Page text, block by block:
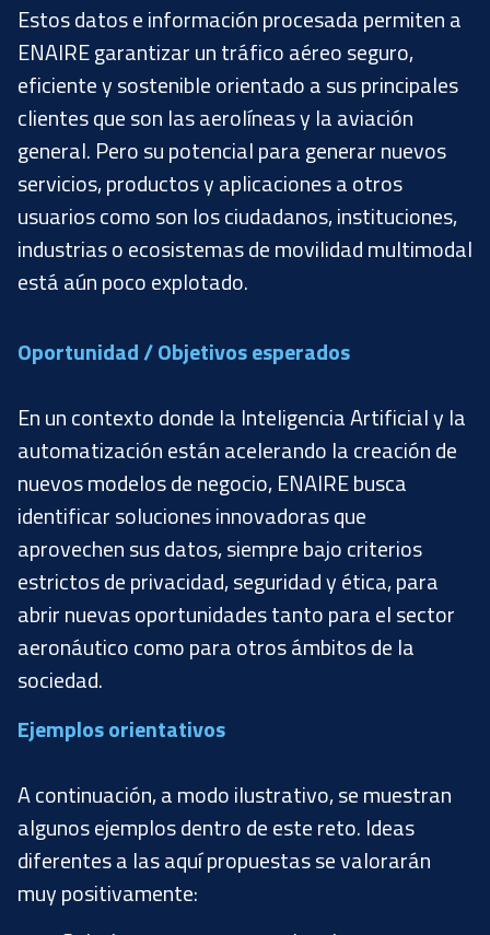
Estos datos e información procesada permiten a
ENAIRE garantizar un tráfico aéreo seguro,
eficiente y sostenible orientado a sus principales
clientes que son las aerolíneas y la aviación
general. Pero su potencial para generar nuevos
servicios, productos y aplicaciones a otros
usuarios como son los ciudadanos, instituciones,
industrias o ecosistemas de movilidad multimodal
está aún poco explotado.
Oportunidad / Objetivos esperados
En un contexto donde la Inteligencia Artificial y la
automatización están acelerando la creación de
nuevos modelos de negocio, ENAIRE busca
identificar soluciones innovadoras que
aprovechen sus datos, siempre bajo criterios
estrictos de privacidad, seguridad y ética, para
abrir nuevas oportunidades tanto para el sector
aeronáutico como para otros ámbitos de la
sociedad.
Ejemplos orientativos
A continuación, a modo ilustrativo, se muestran
algunos ejemplos dentro de este reto. Ideas
diferentes a las aquí propuestas se valorarán
muy positivamente: